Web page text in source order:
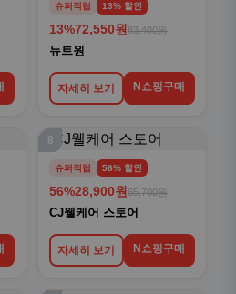
슈퍼적립 13% 할인
13%72,550원 83,400원
뉴트원
자세히 보기 N쇼핑구매
8
슈퍼적립 56% 할인
56%28,900원 65,700원
CJ웰케어 스토어
자세히 보기 N쇼핑구매